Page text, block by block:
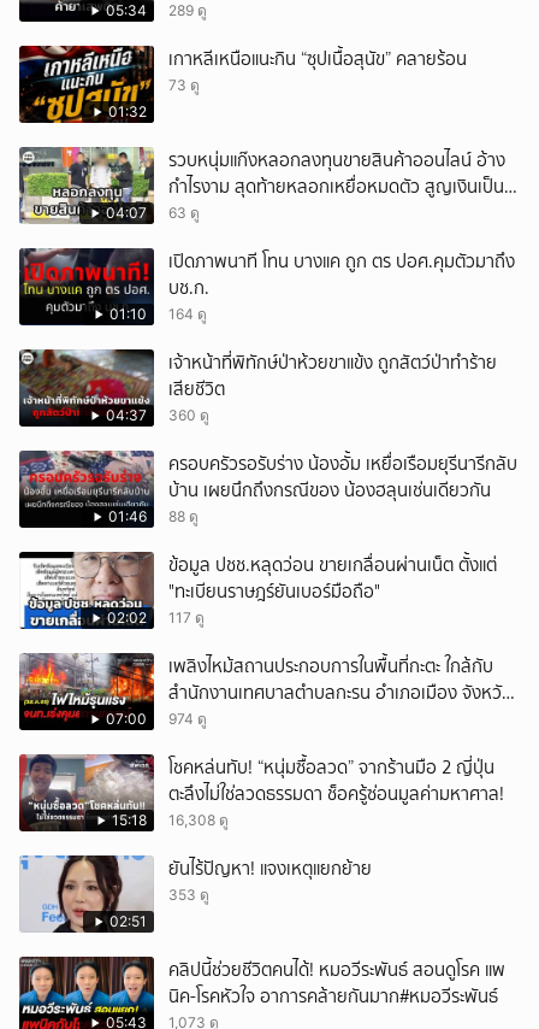
05:34 289 ดู
01:32
เกาหลีเหนือแนะกิน “ซุปเนื้อสุนัข” คลายร้อน
73 ดู
04:07
รวบหนุ่มแก๊งหลอกลงทุนขายสินค้าออนไลน์ อ้าง
กำไรงาม สุดท้ายหลอกเหยื่อหมดตัว สูญเงินเป็น
แสนบาท ยังให้การปฏิเสธ
63 ดู
01:10
เปิดภาพนาที โทน บางแค ถูก ตร ปอศ.คุมตัวมาถึง
บช.ก.
164 ดู
04:37
เจ้าหน้าที่พิทักษ์ป่าห้วยขาแข้ง ถูกสัตว์ป่าทำร้าย
เสียชีวิต
360 ดู
01:46
ครอบครัวรอรับร่าง น้องอั้ม เหยื่อเรือมยุรีนารีกลับ
บ้าน เผยนึกถึงกรณีของ น้องฮลุนเช่นเดียวกัน
88 ดู
02:02
ข้อมูล ปชช.หลุดว่อน ขายเกลื่อนผ่านเน็ต ตั้งแต่
"ทะเบียนราษฎร์ยันเบอร์มือถือ"
117 ดู
07:00
เพลิงไหม้สถานประกอบการในพื้นที่กะตะ ใกล้กับ
สำนักงานเทศบาลตำบลกะรน อำเภอเมือง จังหวัด
ภูเก็ต
974 ดู
15:18
โชคหล่นทับ! “หนุ่มซื้อลวด” จากร้านมือ 2 ญี่ปุ่น
ตะลึงไม่ใช่ลวดธรรมดา ช็อครู้ซ่อนมูลค่ามหาศาล!
16,308 ดู
02:51
ยันไร้ปัญหา! แจงเหตุแยกย้าย
353 ดู
05:43
คลิปนี้ช่วยชีวิตคนได้! หมอวีระพันธ์ สอนดูโรค แพ
นิค-โรคหัวใจ อาการคล้ายกันมาก#หมอวีระพันธ์
1,073 ดู